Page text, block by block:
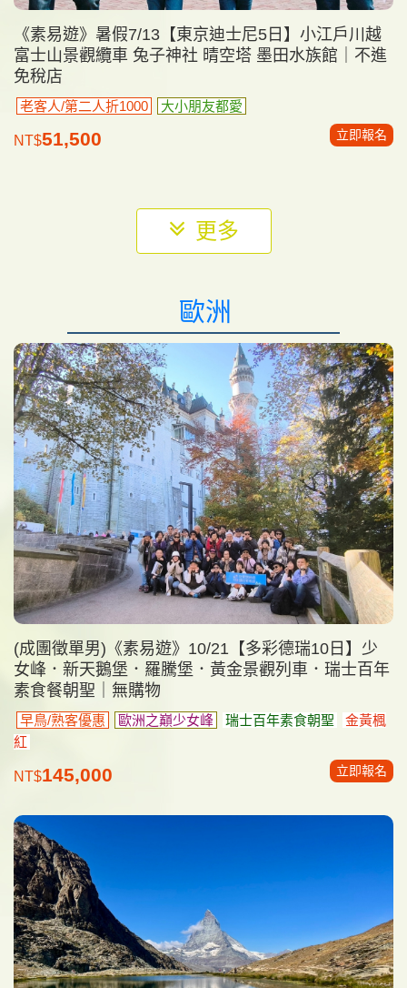
《素易遊》暑假7/13【東京迪士尼5日】小江戶川越
富士山景觀纜車 兔子神社 晴空塔 墨田水族館｜不進
免稅店
老客人/第二人折1000 大小朋友都愛
NT$51,500 立即報名
更多
歐洲
(成團徵單男)《素易遊》10/21【多彩德瑞10日】少
女峰．新天鵝堡．羅騰堡．黃金景觀列車．瑞士百年
素食餐朝聖｜無購物
早鳥/熟客優惠 歐洲之巔少女峰 瑞士百年素食朝聖
金黃楓
紅
NT$145,000 立即報名